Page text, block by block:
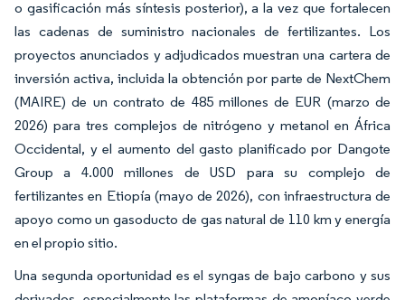
o gasificación más síntesis posterior), a la vez que fortalecen
las cadenas de suministro nacionales de fertilizantes. Los
proyectos anunciados y adjudicados muestran una cartera de
inversión activa, incluida la obtención por parte de NextChem
(MAIRE) de un contrato de 485 millones de EUR (marzo de
2026) para tres complejos de nitrógeno y metanol en África
Occidental, y el aumento del gasto planificado por Dangote
Group a 4.000 millones de USD para su complejo de
fertilizantes en Etiopía (mayo de 2026), con infraestructura de
apoyo como un gasoducto de gas natural de 110 km y energía
en el propio sitio.
Una segunda oportunidad es el syngas de bajo carbono y sus